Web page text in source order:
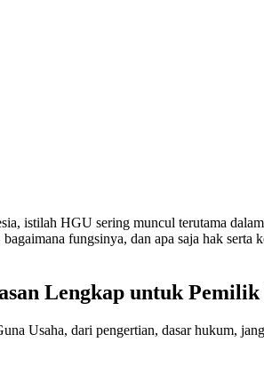
istilah HGU sering muncul terutama
fungsinya, dan apa saja hak serta
Lengkap untuk Pemilik
Usaha, dari pengertian, dasar hukum,